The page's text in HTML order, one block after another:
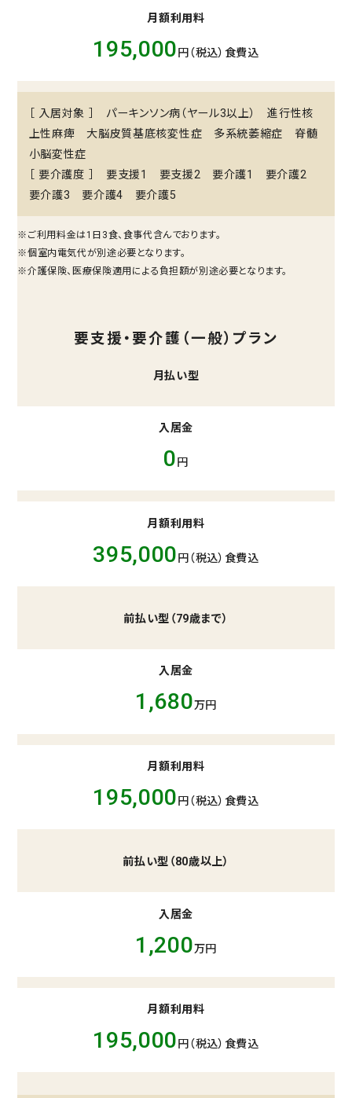
月額利用料
195,000 円（税込）食費込
［ 入居対象 ］ パーキンソン病（ヤール3以上） 進行性核
上性麻痺 大脳皮質基底核変性症 多系統萎縮症 脊髄
小脳変性症
［ 要介護度 ］ 要支援1 要支援2 要介護1 要介護2
要介護3 要介護4 要介護5
※ご利⽤料⾦は1⽇3⾷、⾷事代含んでおります。
※個室内電気代が別途必要となります。
※介護保険、医療保険適用による負担額が別途必要となります。
要支援・要介護（一般）プラン
月払い型
入居金
0 円
月額利用料
395,000円（税込）食費込
前払い型（79歳まで）
入居金
1,680万円
月額利用料
195,000 円（税込）食費込
前払い型（80歳以上）
入居金
1,200万円
月額利用料
195,000 円（税込）食費込